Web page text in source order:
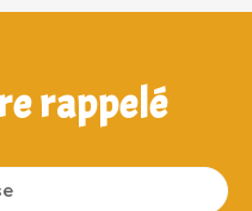
rappelé